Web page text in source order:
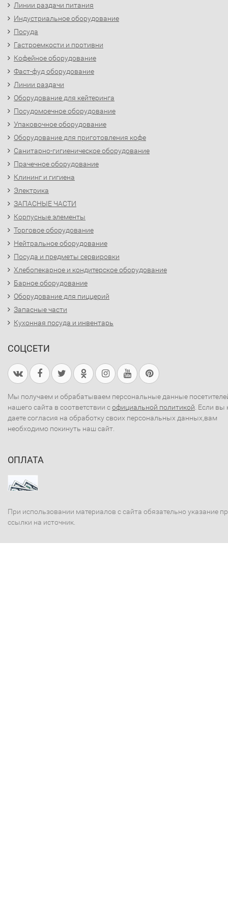
Линии раздачи питания
Индустриальное оборудование
Посуда
Гастроемкости и противни
Кофейное оборудование
Фаст-фуд оборудование
Линии раздачи
Оборудование для кейтеринга
Посудомоечное оборудование
Упаковочное оборудование
Оборудование для приготовления кофе
Санитарно-гигиеническое оборудование
Прачечное оборудование
Клининг и гигиена
Электрика
ЗАПАСНЫЕ ЧАСТИ
Корпусные элементы
Торговое оборудование
Нейтральное оборудование
Посуда и предметы сервировки
Хлебопекарное и кондитерское оборудование
Барное оборудование
Оборудование для пиццерий
Запасные части
Кухонная посуда и инвентарь
СОЦСЕТИ
Мы получаем и обрабатываем персональные данные
нашего сайта в соответствии софициальной политикой . Если вы
даете согласия на обработку своих персональных данных,вам
необходимо покинуть наш сайт.
ОПЛАТА
При использовании материалов с сайта обязательно указание
ссылки на источник.